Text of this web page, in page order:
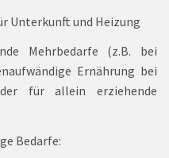
Unterkunft und Heizung
(z.B. bei
Ernährung bei
für allein erziehende
Bedarfe: